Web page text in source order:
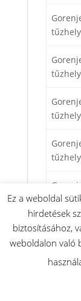
tűzhely
tűzhely
tűzhely
tűzhely
Gorenje
tűzhely
tűzhely
Ez a weboldal
hirdetések
biztosításához,
weboldalon való